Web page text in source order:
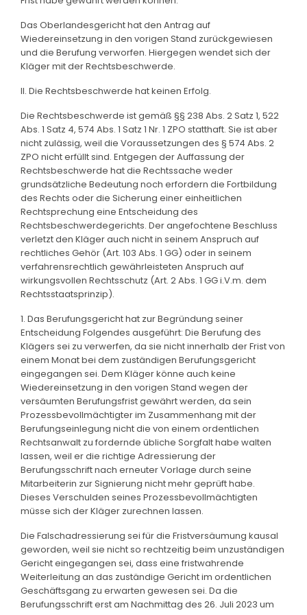
Das Oberlandesgericht hat den Antrag auf
Wiedereinsetzung in den vorigen Stand zurückgewiesen
und die Berufung verworfen. Hiergegen wendet sich der
Kläger mit der Rechtsbeschwerde.
II. Die Rechtsbeschwerde hat keinen Erfolg.
Die Rechtsbeschwerde ist gemäß §§ 238 Abs. 2 Satz 1, 522
Abs. 1 Satz 4, 574 Abs. 1 Satz 1 Nr. 1 ZPO statthaft. Sie ist aber
nicht zulässig, weil die Voraussetzungen des § 574 Abs. 2
ZPO nicht erfüllt sind. Entgegen der Auffassung der
Rechtsbeschwerde hat die Rechtssache weder
grundsätzliche Bedeutung noch erfordern die Fortbildung
des Rechts oder die Sicherung einer einheitlichen
Rechtsprechung eine Entscheidung des
Rechtsbeschwerdegerichts. Der angefochtene Beschluss
verletzt den Kläger auch nicht in seinem Anspruch auf
rechtliches Gehör (Art. 103 Abs. 1 GG) oder in seinem
verfahrensrechtlich gewährleisteten Anspruch auf
wirkungsvollen Rechtsschutz (Art. 2 Abs. 1 GG i.V.m. dem
Rechtsstaatsprinzip).
1. Das Berufungsgericht hat zur Begründung seiner
Entscheidung Folgendes ausgeführt: Die Berufung des
Klägers sei zu verwerfen, da sie nicht innerhalb der Frist von
einem Monat bei dem zuständigen Berufungsgericht
eingegangen sei. Dem Kläger könne auch keine
Wiedereinsetzung in den vorigen Stand wegen der
versäumten Berufungsfrist gewährt werden, da sein
Prozessbevollmächtigter im Zusammenhang mit der
Berufungseinlegung nicht die von einem ordentlichen
Rechtsanwalt zu fordernde übliche Sorgfalt habe walten
lassen, weil er die richtige Adressierung der
Berufungsschrift nach erneuter Vorlage durch seine
Mitarbeiterin zur Signierung nicht mehr geprüft habe.
Dieses Verschulden seines Prozessbevollmächtigten
müsse sich der Kläger zurechnen lassen.
Die Falschadressierung sei für die Fristversäumung kausal
geworden, weil sie nicht so rechtzeitig beim unzuständigen
Gericht eingegangen sei, dass eine fristwahrende
Weiterleitung an das zuständige Gericht im ordentlichen
Geschäftsgang zu erwarten gewesen sei. Da die
Berufungsschrift erst am Nachmittag des 26. Juli 2023 um